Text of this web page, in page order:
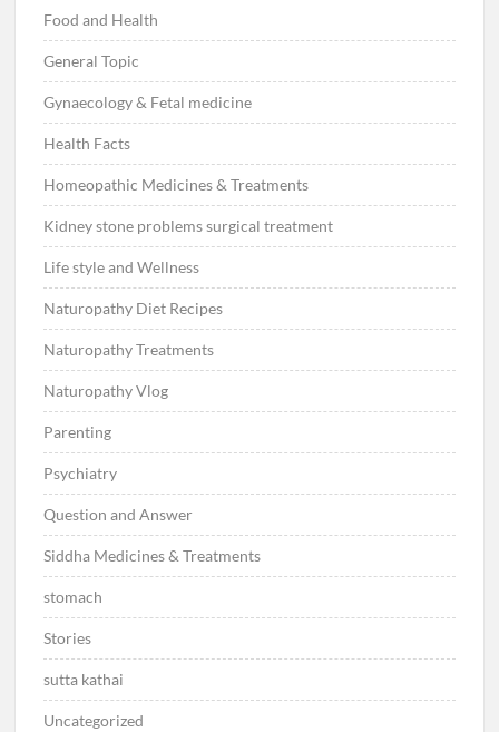
Food and Health
General Topic
Gynaecology & Fetal medicine
Health Facts
Homeopathic Medicines & Treatments
Kidney stone problems surgical treatment
Life style and Wellness
Naturopathy Diet Recipes
Naturopathy Treatments
Naturopathy Vlog
Parenting
Psychiatry
Question and Answer
Siddha Medicines & Treatments
stomach
Stories
sutta kathai
Uncategorized